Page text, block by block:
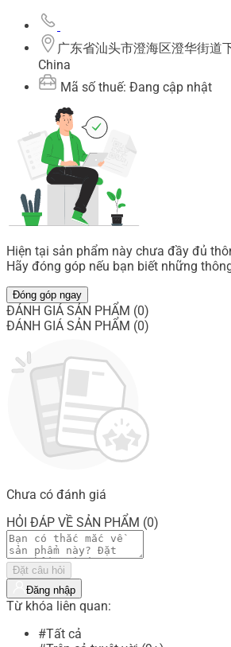
广东省汕头市澄海区澄华街道
China
Mã số thuế: Đang cập nhật
Hiện tại sản phẩm này chưa đầy đủ
Hãy đóng góp nếu bạn biết những
Đóng góp ngay
ĐÁNH GIÁ SẢN PHẨM (0)
ĐÁNH GIÁ SẢN PHẨM (0)
Chưa có đánh giá
HỎI ĐÁP VỀ SẢN PHẨM (0)
Đặt câu hỏi
Đăng nhập
Từ khóa liên quan:
#Tất cả